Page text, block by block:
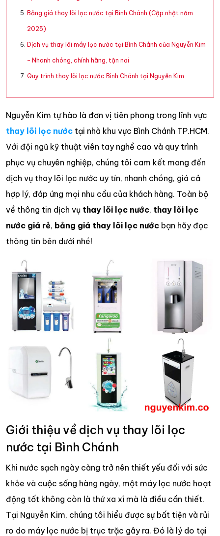
Bảng giá thay lõi lọc nước tại Bình Chánh (Cập nhật năm
2025)
Dịch vụ thay lõi máy lọc nước tại Bình Chánh của Nguyễn Kim
– Nhanh chóng, chính hãng, tận nơi
Quy trình thay lõi lọc nước Bình Chánh tại Nguyễn Kim
Nguyễn Kim tự hào là đơn vị tiên phong trong lĩnh vực
thay lõi lọc nước tại nhà khu vực Bình Chánh TP.HCM.
Với đội ngũ kỹ thuật viên tay nghề cao và quy trình
phục vụ chuyên nghiệp, chúng tôi cam kết mang đến
dịch vụ thay lõi lọc nước uy tín, nhanh chóng, giá cả
hợp lý, đáp ứng mọi nhu cầu của khách hàng. Toàn bộ
về thông tin dịch vụ thay lõi lọc nước, thay lõi lọc
nước giá rẻ, bảng giá thay lõi lọc nước bạn hãy đọc
thông tin bên dưới nhé!
Giới thiệu về dịch vụ thay lõi lọc
nước tại Bình Chánh
Khi nước sạch ngày càng trở nên thiết yếu đối với sức
khỏe và cuộc sống hàng ngày, một máy lọc nước hoạt
động tốt không còn là thứ xa xỉ mà là điều cần thiết.
Tại Nguyễn Kim, chúng tôi hiểu được sự bất tiện và rủi
ro do máy lọc nước bị trục trặc gây ra. Đó là lý do tại